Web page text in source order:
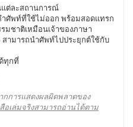
ต่ละสถานการณ์
ศัพท์ที่ใช้ไม่ออก พร้อมสอดแทรก
มชาติเหมือนเจ้าของภาษา
ามารถนำศัพท์ไปประยุกต์ใช้กับ
ทุกที่
กการแสดงผลผิดพลาดของ
อเล่มจริงสามารถอ่านได้ตาม